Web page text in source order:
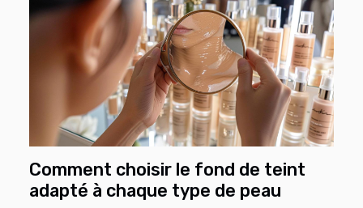
Comment choisir le fond de teint
adapté à chaque type de peau